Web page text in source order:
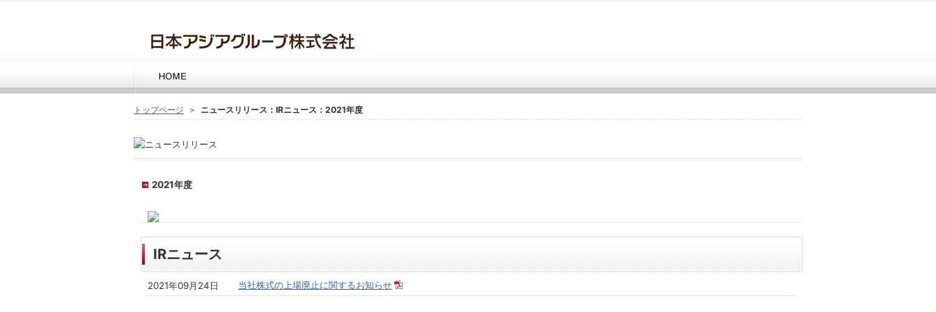
トップページ ＞ ニュースリリース：IRニュース：2021年度
2021年度
IRニュース
2021年09月24日 当社株式の上場廃止に関するお知らせ